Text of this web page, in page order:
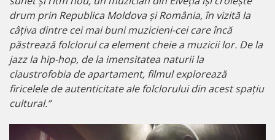
drum prin Republica Moldova și România, în vizită la
câțiva dintre cei mai buni muzicieni-cei care încă
păstrează folclorul ca element cheie a muzicii lor. De la
jazz la hip-hop, de la imensitatea naturii la
claustrofobia de apartament, filmul explorează
firicelele de autenticitate ale folclorului din acest spațiu
cultural.”